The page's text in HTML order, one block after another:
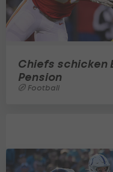
Chiefs schicken
Pension
Football